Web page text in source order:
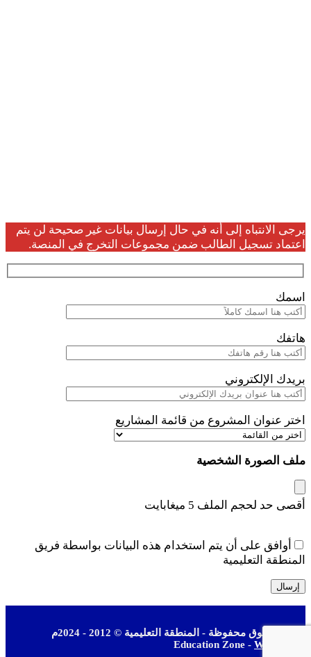
يرجى الانتباه إلى أنه في حال إرسال بيانات غير صحيحة لن يتم
اعتماد تسجيل الطالب ضمن مجموعات التخرج في المنصة.
اسمك
هاتفك
بريدك الإلكتروني
اختر عنوان المشروع من قائمة المشاريع
ملف الصورة الشخصية
أقصى حد لحجم الملف 5 ميغابايت
أوافق على أن يتم استخدام هذه البيانات بواسطة فريق
المنطقة التعليمية
جميع الحقوق محفوظة - المنطقة التعليمية © 2012 - 2024م
Education Zone - WEBSERV